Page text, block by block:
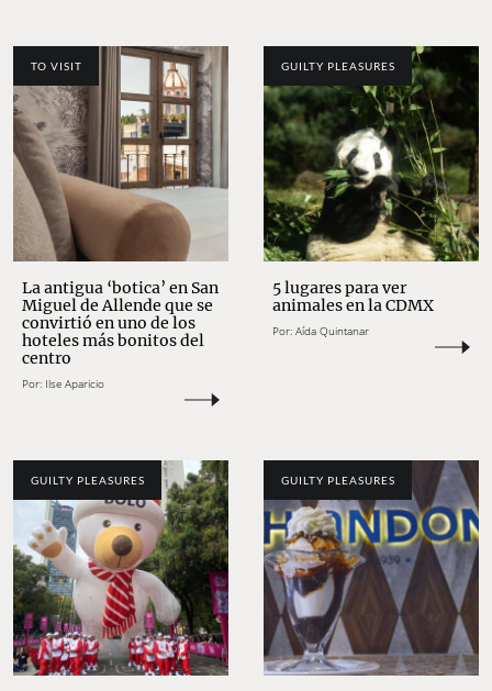
TO VISIT
La antigua ‘botica’ en San
Miguel de Allende que se
convirtió en uno de los
hoteles más bonitos del
centro
Por: Ilse Aparicio
GUILTY PLEASURES
5 lugares para ver
animales en la CDMX
Por: Aída Quintanar
GUILTY PLEASURES GUILTY PLEASURES